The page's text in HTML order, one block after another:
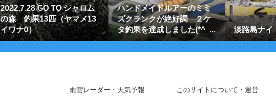
2022.7.28 GO TO シャロム
の森 釣果13匹（ヤマメ13
イワナ0）
ハンドメイドルアーのミミ
ズクランクが絶好調 ２ケ
タ釣果を達成しました(*^_...
淡路島ナイ
雨雲レーダー・天気予報 このサイトについて・運営